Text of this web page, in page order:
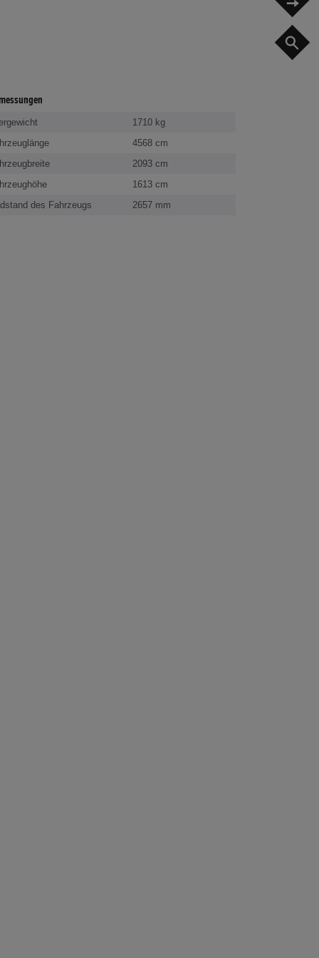
1710 kg
4568 cm
2093 cm
1613 cm
des Fahrzeugs
2657 mm